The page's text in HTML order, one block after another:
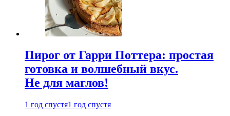
Пирог от Гарри Поттера: простая
готовка и волшебный вкус.
Не для маглов!
1 год спустя1 год спустя